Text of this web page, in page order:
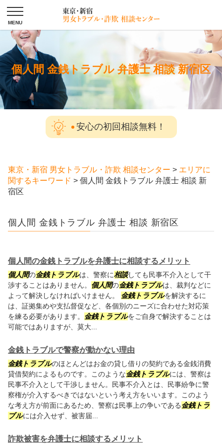
個人間 金銭トラブル 弁護士 相談 新宿区
安心の初回相談無料！
東京・新宿 男女トラブル・詐欺 相談センター > エリアに
関するキーワード > 個人間 金銭トラブル 弁護士 相談 新
宿区
個人間 金銭トラブル 弁護士 相談 新宿区
個人間の金銭トラブルを弁護士に相談するメリット
個人間の金銭トラブルは、警察に相談しても民事不介入として干
渉することはありません。 個人間の金銭トラブルは、裁判などに
よって解決しなければいけません。 金銭トラブルを解決するに
は、証拠集めや支払督促など、各個別のニーズに合わせた対応策
を練る必要があります。 金銭トラブルをご自身で解決することは
可能ではありますが、莫大...
金銭トラブルで警察が動かない理由
金銭トラブルのほとんどはお金の貸し借りの契約である金銭消費
貸借契約によるものです。このような金銭トラブルには、警察は
民事不介入として干渉しません。民事不介入とは、民事紛争に警
察権が介入するべきではないという考え方をいいます。このよう
な考え方が前面にあるため、警察は民事上の争いである金銭トラ
ブルには介入せず、被害届...
詐欺被害を弁護士に相談するメリット